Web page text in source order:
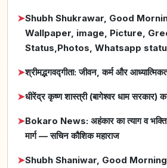
➤Shubh Shukrawar, Good
Wallpaper, image, Picture,
Status,Photos, Whatsapp
➤श्रीमद्भगवद्गीता: जीवन, कर्म और
➤धीरेंद्र कृष्ण शास्त्री (बागेश्वर धाम सरकार)
➤Bokaro News: अहंकार का त्याग व
मार्ग — सचिन कौशिक महाराज
➤Shubh Shaniwar, Good